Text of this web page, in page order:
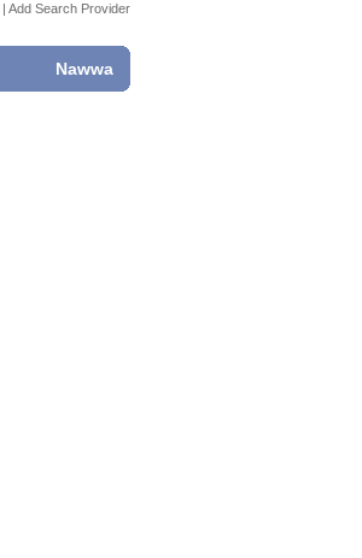
| Add Search Provider
Nawwa